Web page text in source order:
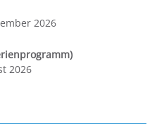
2026
2026